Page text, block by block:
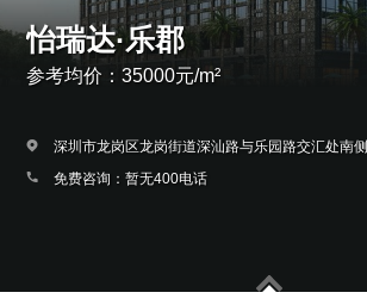
怡瑞达·乐郡
参考均价：35000元/m²
深圳市龙岗区龙岗街道深汕路与乐园路交汇处南侧
免费咨询：暂无400电话